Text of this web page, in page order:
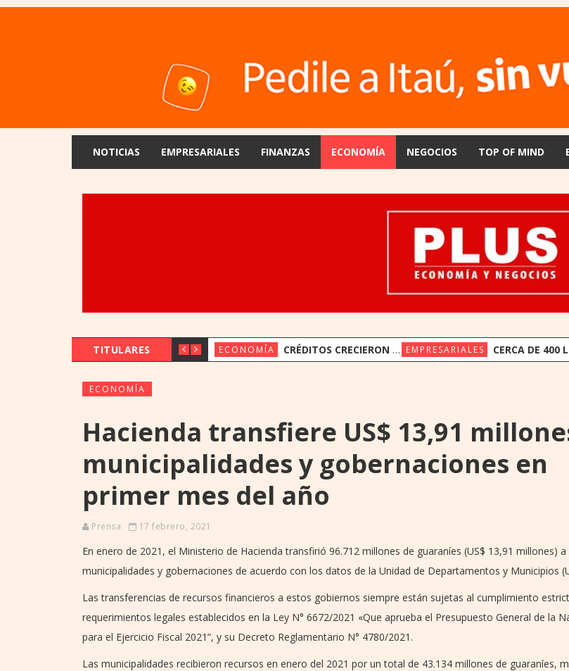
NOTICIAS EMPRESARIALES FINANZAS ECONOMÍA NEGOCIOS TOP OF MIND
TITULARES ECONOMÍA CRÉDITOS CRECIERON 14,4% Y DEPÓSITOS 19,4% EN JUNIO EMPRESARIALES CERCA DE 400 LÍDERES DE LA INDUSTRIA FINANCIERA PARTICIPAN DE LA CONVENCIÓN
ECONOMÍA
Hacienda transfiere US$ 13,91
municipalidades y gobernaciones en
primer mes del año
Prensa 17 febrero, 2021
En enero de 2021, el Ministerio de Hacienda transfirió 96.712 millones de guaraníes (US$ 13,91 millones) a
municipalidades y gobernaciones de acuerdo con los datos de la Unidad de Departamentos y Municipios
Las transferencias de recursos financieros a estos gobiernos siempre están sujetas al cumplimiento
requerimientos legales establecidos en la Ley N° 6672/2021 «Que aprueba el Presupuesto General de la
para el Ejercicio Fiscal 2021”, y su Decreto Reglamentario N° 4780/2021.
Las municipalidades recibieron recursos en enero del 2021 por un total de 43.134 millones de guaraníes,